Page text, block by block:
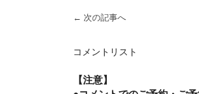
← 次の記事へ
コメントリスト
【注意】